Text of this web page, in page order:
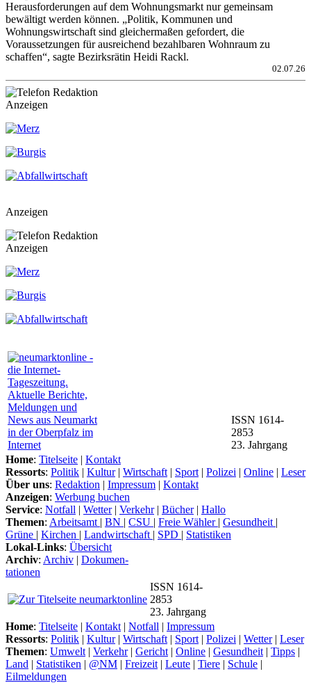
Herausforderungen auf dem Wohnungsmarkt nur gemeinsam
bewältigt werden können. „Politik, Kommunen und
Wohnungswirtschaft sind gleichermaßen gefordert, die
Voraussetzungen für ausreichend bezahlbaren Wohnraum zu
schaffen“, sagte Bezirksrätin Heidi Rackl.
02.07.26
Anzeigen
Anzeigen
Anzeigen
ISSN 1614-
2853
23. Jahrgang
Home: Titelseite | Kontakt
Ressorts: Politik | Kultur| Wirtschaft | Sport | Polizei | Online | Leser
Über uns: Redaktion | Impressum | Kontakt
Anzeigen: Werbung buchen
Service: Notfall | Wetter| Verkehr| Bücher| Hallo
Themen: Arbeitsamt | BN | CSU | Freie Wähler | Gesundheit |
Grüne | Kirchen | Landwirtschaft | SPD | Statistiken
Lokal-Links: Übersicht
Archiv: Archiv | Dokumen-
tationen
ISSN 1614-
2853
23. Jahrgang
Home: Titelseite | Kontakt | Notfall | Impressum
Ressorts: Politik | Kultur| Wirtschaft | Sport | Polizei | Wetter| Leser
Themen: Umwelt | Verkehr| Gericht | Online | Gesundheit | Tipps |
Land | Statistiken | @NM | Freizeit | Leute | Tiere | Schule |
Eilmeldungen